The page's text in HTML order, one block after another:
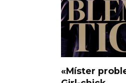
«Míster